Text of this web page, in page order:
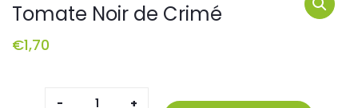
Tomate Noir de Crimé
€1,70
quantité